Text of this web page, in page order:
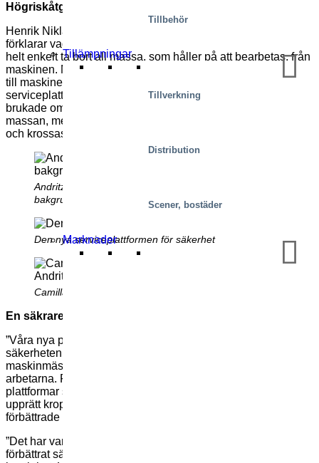
Tillbehör
Tillämpningar
Tillverkning
Distribution
Scener, bostäder
Marknader
Högriskåtgärder
Henrik Niklasson, driftsingenjör vid Aspabruks anläggning,
förklarar vad som händer när det sker ett avbrott: ”Man måste
helt enkelt ta bort all massa, som håller på att bearbetas, från
maskinen. Massalinjen är 3,5 meter bred, så bara åtkomsten
till maskinen är ett stort problem. Vi använder flyttbara
serviceplattformar som kan bära upp till sex personer. Jobbet
brukade omfatta att nå in i maskinen för att gripa tag i
massan, med den uppenbara risken för skador från att fastna
och krossas av cylindrarna”.
Andritz-lufttorken med den nya plattformen i
bakgrunden
Den nya serviceplattformen för säkerhet
Camilla Olofsson, Massa- och papperstjänster, Andritz
En säkrare och mer ergonomisk lösning
”Våra nya plattformar har inneburit en enorm förbättring av
säkerheten. För det första, tillåter de att processen kan göras
maskinmässig, vilket eliminerar uppenbara fysiska risker för
arbetarna. För det andra, ger dessa väl fungerande
plattformar större utrymme att arbeta i och med en stabilare
upprätt kroppshållning”, fortsätter Henrik. ”Så förutom den
förbättrade säkerheten, så får vi även bättre ergonomi”.
”Det har varit ett tufft projekt”, säger han. ”Men när vi nu har
förbättrat säkerheten, så börjar vi titta på att öka plattformens